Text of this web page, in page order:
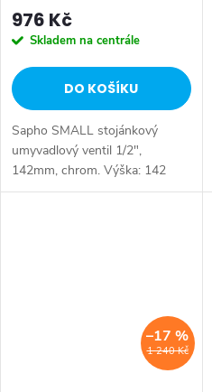
976 Kč
Skladem na centrále
DO KOŠÍKU
Sapho SMALL stojánkový
umyvadlový ventil 1/2",
142mm, chrom. Výška: 142
mm • Barva: Chrom • Materiál:
1 240 Kč
–17 %